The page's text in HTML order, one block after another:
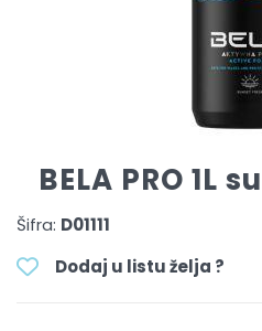
BELA PRO 1L
Šifra: D01111
Dodaj u listu želja ?